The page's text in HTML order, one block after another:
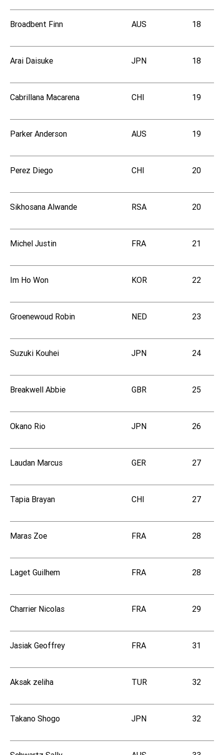
Broadbent Finn AUS 18
Arai Daisuke JPN 18
Cabrillana Macarena CHI 19
Parker Anderson AUS 19
Perez Diego CHI 20
Sikhosana Alwande RSA 20
Michel Justin FRA 21
Im Ho Won KOR 22
Groenewoud Robin NED 23
Suzuki Kouhei JPN 24
Breakwell Abbie GBR 25
Okano Rio JPN 26
Laudan Marcus GER 27
Tapia Brayan CHI 27
Maras Zoe FRA 28
Laget Guilhem FRA 28
Charrier Nicolas FRA 29
Jasiak Geoffrey FRA 31
Aksak zeliha TUR 32
Takano Shogo JPN 32